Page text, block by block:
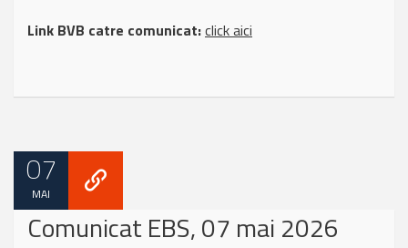
Link BVB catre comunicat:click aici
07
MAI
Comunicat EBS, 07 mai 2026